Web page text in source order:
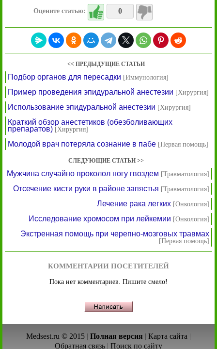
Оцените статью: 0
<< ПРЕДЫДУЩИЕ СТАТЬИ
Подбор органов для пересадки [Иммунология]
Пример проведения эпидуральной анестезии [Хирургия]
Использование эпидуральной анестезии [Хирургия]
Краткий обзор анестетиков (обезболивающих
препаратов) [Хирургия]
Молодой врач потеряла сознание в пабе [Первая помощь]
СЛЕДУЮЩИЕ СТАТЬИ >>
Мужчина случайно проколол ногу гвоздем [Травматология]
Отсечение кисти руки в районе запястья [Травматология]
Лечение рака легких [Онкология]
Исследование хромосом при лейкемии [Онкология]
Экстренная помощь при черепно-мозговых травмах
[Первая помощь]
КОММЕНТАРИИ ПОСЕТИТЕЛЕЙ
Пока нет комментариев. Пишите смело!
Medsest.ru © 2015 | Полная версия | Карта сайта |
Обратная связь | Поиск по сайту